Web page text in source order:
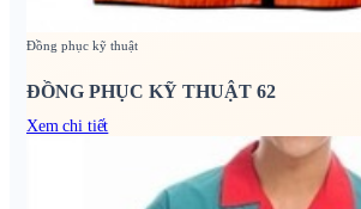
Đồng phục kỹ thuật
ĐỒNG PHỤC KỸ THUẬT 62
Xem chi tiết